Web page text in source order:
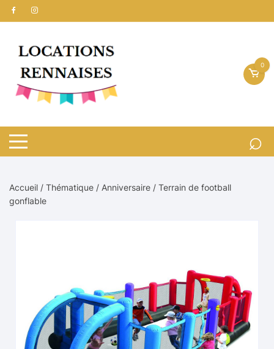
Aller
au
0
Accueil / Thématique / Anniversaire / Terrain de football
gonflable